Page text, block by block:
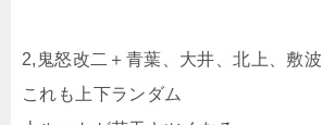
2,鬼怒改二＋青葉、大井、北上、敷
これも上下ランダム